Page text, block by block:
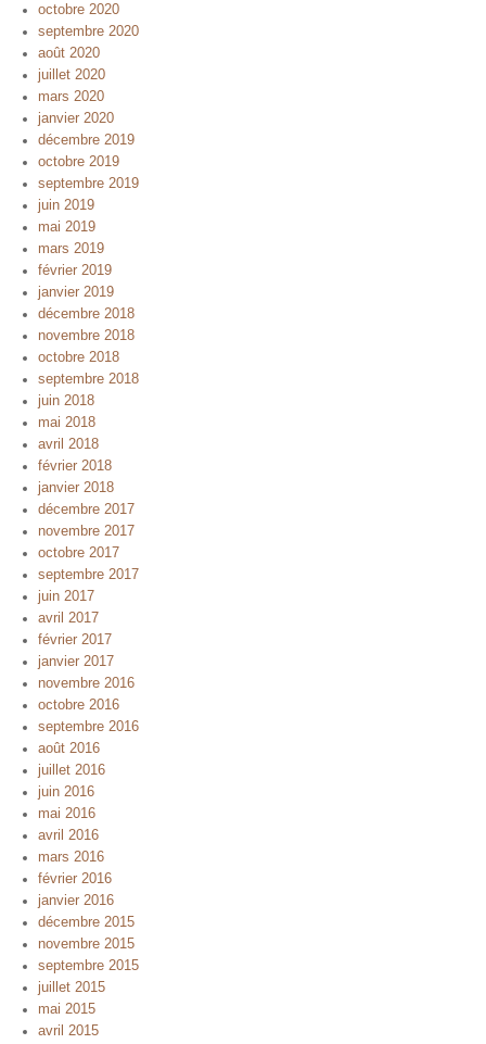
octobre 2020
septembre 2020
août 2020
juillet 2020
mars 2020
janvier 2020
décembre 2019
octobre 2019
septembre 2019
juin 2019
mai 2019
mars 2019
février 2019
janvier 2019
décembre 2018
novembre 2018
octobre 2018
septembre 2018
juin 2018
mai 2018
avril 2018
février 2018
janvier 2018
décembre 2017
novembre 2017
octobre 2017
septembre 2017
juin 2017
avril 2017
février 2017
janvier 2017
novembre 2016
octobre 2016
septembre 2016
août 2016
juillet 2016
juin 2016
mai 2016
avril 2016
mars 2016
février 2016
janvier 2016
décembre 2015
novembre 2015
septembre 2015
juillet 2015
mai 2015
avril 2015